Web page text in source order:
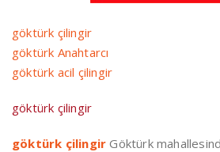
göktürk çilingir
göktürk Anahtarcı
göktürk acil çilingir
göktürk çilingir
göktürk çilingir Göktürk